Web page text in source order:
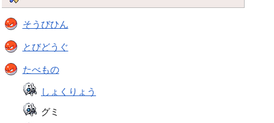
そうびひん
とびどうぐ
たべもの
しょくりょう
グミ